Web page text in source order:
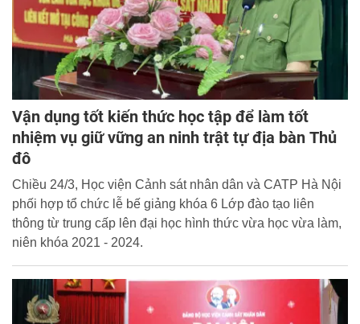
Vận dụng tốt kiến thức học tập để làm tốt
nhiệm vụ giữ vững an ninh trật tự địa bàn Thủ
đô
Chiều 24/3, Học viện Cảnh sát nhân dân và CATP Hà Nội
phối hợp tổ chức lễ bế giảng khóa 6 Lớp đào tạo liên
thông từ trung cấp lên đại học hình thức vừa học vừa làm,
niên khóa 2021 - 2024.